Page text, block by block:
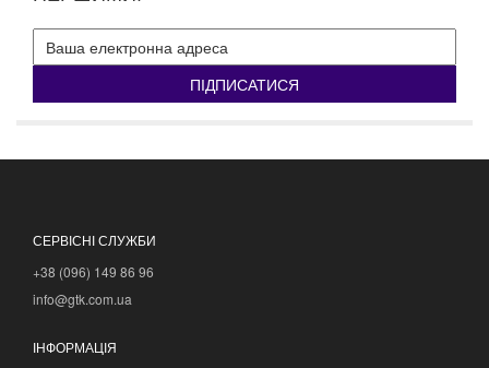
ПІДПИСАТИСЯ
СЕРВІСНІ СЛУЖБИ
+38 (096) 149 86 96
info@gtk.com.ua
ІНФОРМАЦІЯ